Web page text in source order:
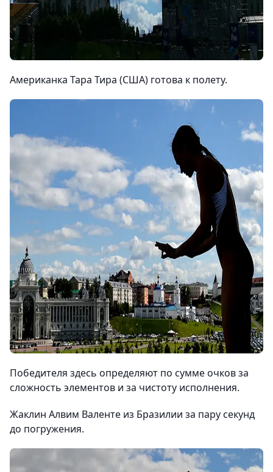
Американка Тара Тира (США) готова к полету.
Победителя здесь определяют по сумме очков за
сложность элементов и за чистоту исполнения.
Жаклин Алвим Валенте из Бразилии за пару секунд
до погружения.